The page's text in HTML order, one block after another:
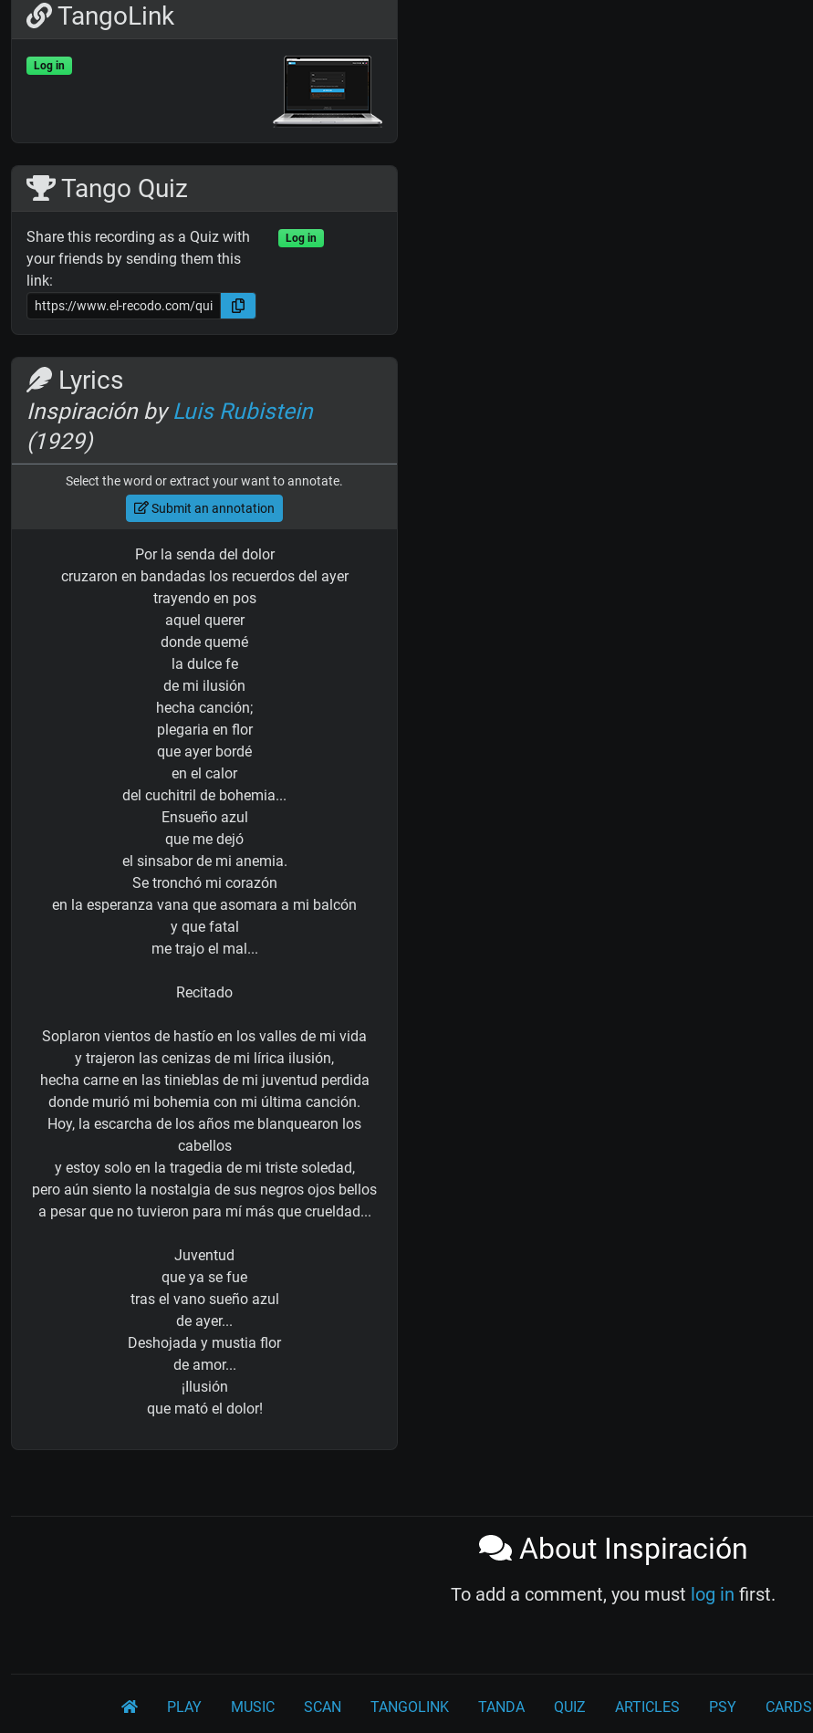
TangoLink
Log in
Tango Quiz
Share this recording as a Quiz with
your friends by sending them this
link:
Log in
Lyrics
Inspiración byLuis Rubistein
(1929)
Select the word or extract your want to annotate.
Submit an annotation
Por la senda del dolor
cruzaron en bandadas los recuerdos del ayer
trayendo en pos
aquel querer
donde quemé
la dulce fe
de mi ilusión
hecha canción;
plegaria en flor
que ayer bordé
en el calor
del cuchitril de bohemia...
Ensueño azul
que me dejó
el sinsabor de mi anemia.
Se tronchó mi corazón
en la esperanza vana que asomara a mi balcón
y que fatal
me trajo el mal...
Recitado
Soplaron vientos de hastío en los valles de mi vida
y trajeron las cenizas de mi lírica ilusión,
hecha carne en las tinieblas de mi juventud perdida
donde murió mi bohemia con mi última canción.
Hoy, la escarcha de los años me blanquearon los
cabellos
y estoy solo en la tragedia de mi triste soledad,
pero aún siento la nostalgia de sus negros ojos bellos
a pesar que no tuvieron para mí más que crueldad...
Juventud
que ya se fue
tras el vano sueño azul
de ayer...
Deshojada y mustia flor
de amor...
¡Ilusión
que mató el dolor!
About Inspiración
To add a comment, you must log in first.
PLAY MUSIC SCAN TANGOLINK TANDA QUIZ ARTICLES PSY CARDS